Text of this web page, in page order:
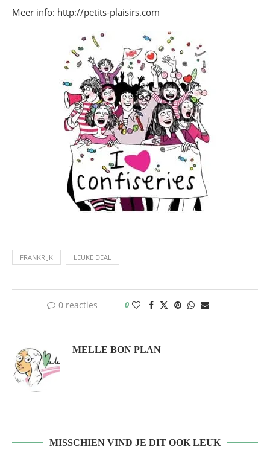
Meer info: http://petits-plaisirs.com
FRANKRIJK LEUKE DEAL
0 reacties 0
MELLE BON PLAN
MISSCHIEN VIND JE DIT OOK LEUK